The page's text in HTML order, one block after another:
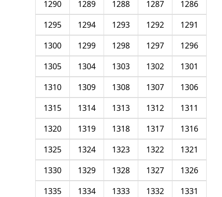
1286
1287
1288
1289
1290
1291
1292
1293
1294
1295
1296
1297
1298
1299
1300
1301
1302
1303
1304
1305
1306
1307
1308
1309
1310
1311
1312
1313
1314
1315
1316
1317
1318
1319
1320
1321
1322
1323
1324
1325
1326
1327
1328
1329
1330
1331
1332
1333
1334
1335